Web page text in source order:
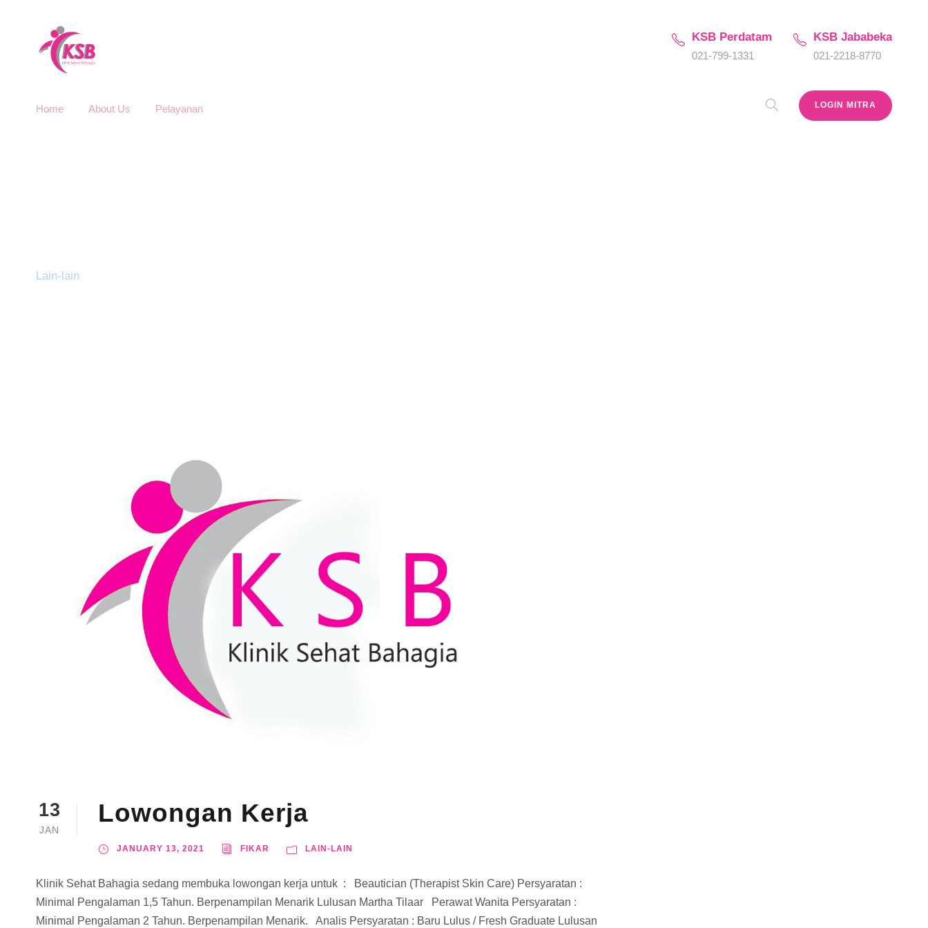
KSB Perdatam
021-799-1331
KSB Jababeka
021-2218-8770
Home About Us Pelayanan LOGIN MITRA
Lain-lain
13
JAN
Lowongan Kerja
JANUARY 13, 2021 FIKAR LAIN-LAIN
Klinik Sehat Bahagia sedang membuka lowongan kerja untuk : Beautician (Therapist Skin Care) Persyaratan :
Minimal Pengalaman 1,5 Tahun. Berpenampilan Menarik Lulusan Martha Tilaar Perawat Wanita Persyaratan :
Minimal Pengalaman 2 Tahun. Berpenampilan Menarik. Analis Persyaratan : Baru Lulus / Fresh Graduate Lulusan